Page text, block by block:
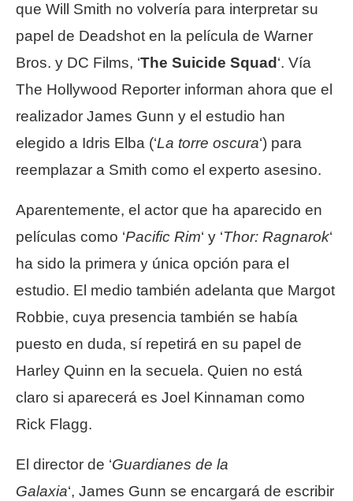
que Will Smith no volvería para interpretar su
papel de Deadshot en la película de Warner
Bros. y DC Films, ‘The Suicide Squad ‘. Vía
The Hollywood Reporter informan ahora que el
realizador James Gunn y el estudio han
elegido a Idris Elba (‘La torre oscura‘) para
reemplazar a Smith como el experto asesino.
Aparentemente, el actor que ha aparecido en
películas como ‘Pacific Rim‘ y ‘Thor: Ragnarok‘
ha sido la primera y única opción para el
estudio. El medio también adelanta que Margot
Robbie, cuya presencia también se había
puesto en duda, sí repetirá en su papel de
Harley Quinn en la secuela. Quien no está
claro si aparecerá es Joel Kinnaman como
Rick Flagg.
El director de ‘Guardianes de la
Galaxia‘, James Gunn se encargará de escribir